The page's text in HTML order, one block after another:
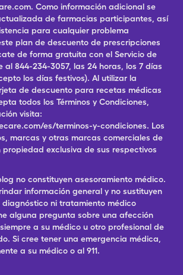
Como información adicional se
de farmacias participantes, así
para cualquier problema
plan de descuento de prescripciones
de forma gratuita con el Servicio de
al 844-234-3057, las 24 horas, los 7 días
los días festivos). Al utilizar la
de descuento para recetas médicas
todos los Términos y Condiciones,
visita:
es/terminos-y-condiciones. Los
marcas y otras marcas comerciales de
exclusiva de sus respectivos
no constituyen asesoramiento médico.
información general y no sustituyen
diagnóstico ni tratamiento médico
alguna pregunta sobre una afección
a su médico u otro profesional de
Si cree tener una emergencia médica,
a su médico o al 911.